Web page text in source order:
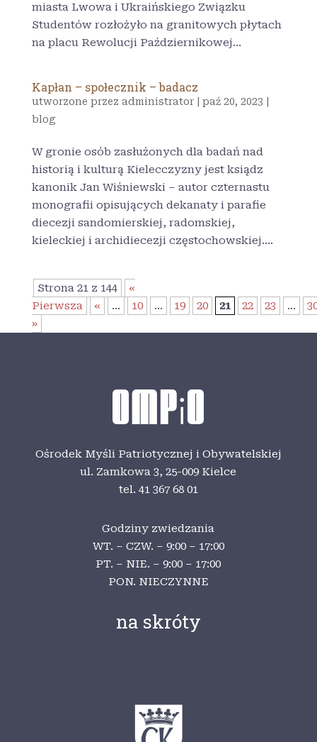
miasta Lwowa i Ukraińskiego Związku
Studentów rozłożyło na granitowych płytach
na placu Rewolucji Październikowej...
Kapłan – społecznik – badacz
utworzone przez administrator| paź 20, 2023
blog
W gronie osób zasłużonych dla badań nad
historią i kulturą Kielecczyzny jest ksiądz
kanonik Jan Wiśniewski – autor czternastu
monografii opisujących dekanaty i parafie
diecezji sandomierskiej, radomskiej,
kieleckiej i archidiecezji częstochowskiej....
Strona 21 z 144
«
Pierwsza
« ... 10 ... 19 20 21 22 23 ...
»
Ośrodek Myśli Patriotycznej i Obywatelskiej
ul. Zamkowa 3,25-009 Kielce
tel. 41 367 68 01
Godziny zwiedzania
WT. – CZW. – 9:00 – 17:00
PT. – NIE. – 9:00 – 17:00
PON. NIECZYNNE
na skróty